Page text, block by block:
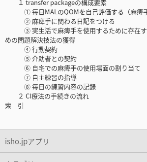
１ transfer packageの構成要素
① 毎日MALのQOMを自己評価する（麻痺手
② 麻痺手に関わる日記をつける
③ 実生活で麻痺手を使用するために存在す
めの問題解決技法の獲得
④ 行動契約
⑤ 介助者との契約
⑥ 自宅での麻痺手の使用場面の割り当て
⑦ 自主練習の指導
⑧ 毎日の練習内容の記録
２ CI療法の手続きの流れ
索 引
isho.jpアプリ